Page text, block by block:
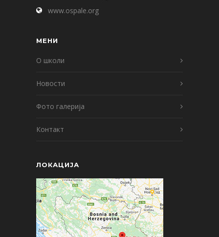
www.ospale.org
МЕНИ
О школи
Новости
Фото галерија
Контакт
ЛОКАЦИЈА